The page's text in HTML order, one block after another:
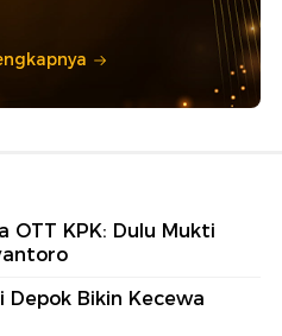
OTT KPK: Dulu Mukti
Depok Bikin Kecewa